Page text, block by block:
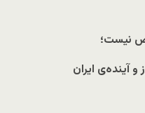
نیست؛
و آینده‌ی ایران